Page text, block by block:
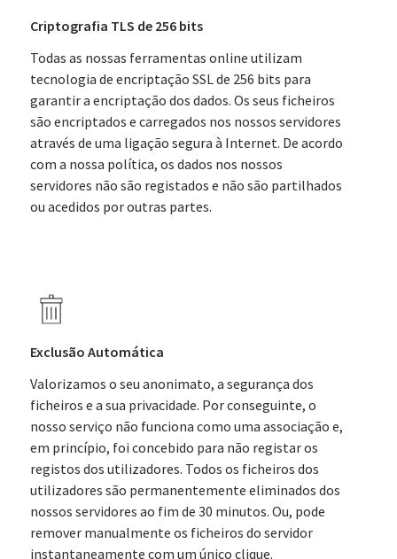
Criptografia TLS de 256 bits
Todas as nossas ferramentas online utilizam
tecnologia de encriptação SSL de 256 bits para
garantir a encriptação dos dados. Os seus ficheiros
são encriptados e carregados nos nossos servidores
através de uma ligação segura à Internet. De acordo
com a nossa política, os dados nos nossos
servidores não são registados e não são partilhados
ou acedidos por outras partes.
Exclusão Automática
Valorizamos o seu anonimato, a segurança dos
ficheiros e a sua privacidade. Por conseguinte, o
nosso serviço não funciona como uma associação e,
em princípio, foi concebido para não registar os
registos dos utilizadores. Todos os ficheiros dos
utilizadores são permanentemente eliminados dos
nossos servidores ao fim de 30 minutos. Ou, pode
remover manualmente os ficheiros do servidor
instantaneamente com um único clique.